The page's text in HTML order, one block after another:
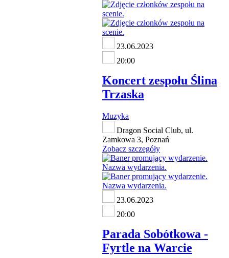
23.06.2023
20:00
Koncert zespołu Ślina
Trzaska
Muzyka
Dragon Social Club, ul.
Zamkowa 3, Poznań
Zobacz szczegóły
23.06.2023
20:00
Parada Sobótkowa -
Fyrtle na Warcie